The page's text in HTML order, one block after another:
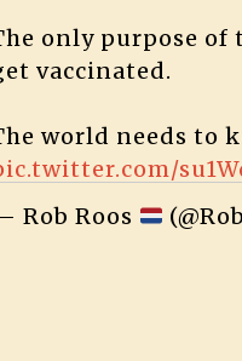
only purpose of
vaccinated.
world needs to
Rob Roos